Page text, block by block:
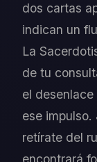
dos cartas
indican un
La
de tu
el
ese
retírate del